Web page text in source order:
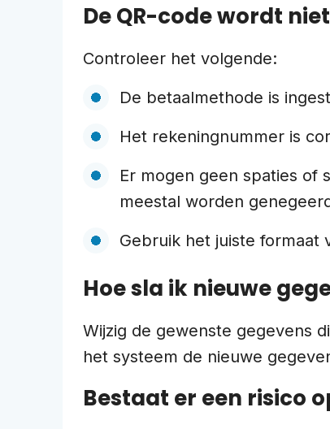
De QR-code wordt
Controleer het volgende:
De betaalmethode is
Het rekeningnummer is
Er mogen geen spaties of
meestal worden
Gebruik het juiste formaat
Hoe sla ik nieuwe
Wijzig de gewenste gegevens
het systeem de nieuwe
Bestaat er een risico